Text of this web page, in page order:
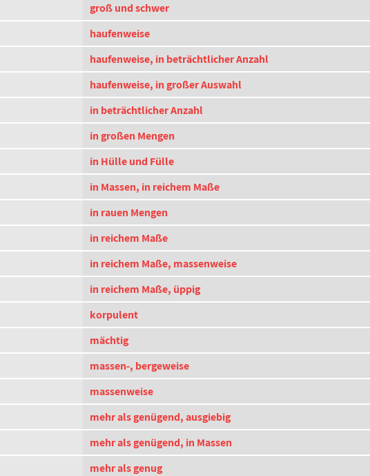
groß und schwer
haufenweise
haufenweise, in beträchtlicher Anzahl
haufenweise, in großer Auswahl
in beträchtlicher Anzahl
in großen Mengen
in Hülle und Fülle
in Massen, in reichem Maße
in rauen Mengen
in reichem Maße
in reichem Maße, massenweise
in reichem Maße, üppig
korpulent
mächtig
massen-, bergeweise
massenweise
mehr als genügend, ausgiebig
mehr als genügend, in Massen
mehr als genug